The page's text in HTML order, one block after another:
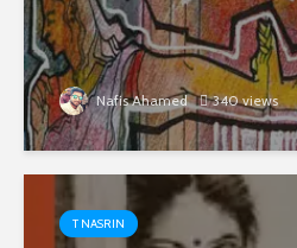
Nafis Ahamed 340 views
T NASRIN